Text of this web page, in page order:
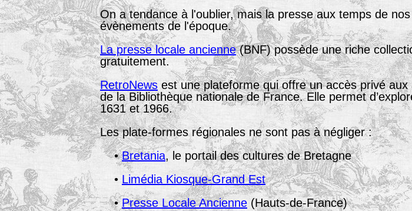
On a tendance à l'oublier, mais la presse aux temps de
évènements de l'époque.
La presse locale ancienne(BNF) possède une riche
gratuitement.
RetroNews est une plateforme qui offre un accès privé
de la Bibliothèque nationale de France. Elle permet
1631 et 1966.
Les plate-formes régionales ne sont pas à négliger :
•Bretania, le portail des cultures de Bretagne
• Limédia Kiosque-Grand Est
•Presse Locale Ancienne (Hauts-de-France)